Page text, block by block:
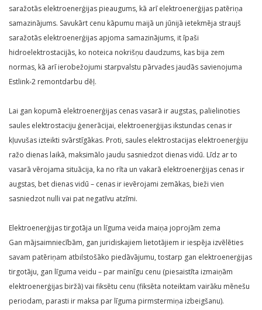
saražotās elektroenerģijas pieaugums, kā arī elektroenerģijas patēriņa
samazinājums. Savukārt cenu kāpumu maijā un jūnijā ietekmēja straujš
saražotās elektroenerģijas apjoma samazinājums, it īpaši
hidroelektrostacijās, ko noteica nokrišņu daudzums, kas bija zem
normas, kā arī ierobežojumi starpvalstu pārvades jaudās savienojuma
Estlink-2 remontdarbu dēļ.
Lai gan kopumā elektroenerģijas cenas vasarā ir augstas, palielinoties
saules elektrostaciju ģenerācijai, elektroenerģijas ikstundas cenas ir
kļuvušas izteikti svārstīgākas. Proti, saules elektrostacijas elektroenerģiju
ražo dienas laikā, maksimālo jaudu sasniedzot dienas vidū. Līdz ar to
vasarā vērojama situācija, ka no rīta un vakarā elektroenerģijas cenas ir
augstas, bet dienas vidū – cenas ir ievērojami zemākas, bieži vien
sasniedzot nulli vai pat negatīvu atzīmi.
Elektroenerģijas tirgotāja un līguma veida maiņa joprojām zema
Gan mājsaimniecībām, gan juridiskajiem lietotājiem ir iespēja izvēlēties
savam patēriņam atbilstošāko piedāvājumu, tostarp gan elektroenerģijas
tirgotāju, gan līguma veidu – par mainīgu cenu (piesaistīta izmaiņām
elektroenerģijas biržā) vai fiksētu cenu (fiksēta noteiktam vairāku mēnešu
periodam, parasti ir maksa par līguma pirmstermiņa izbeigšanu).